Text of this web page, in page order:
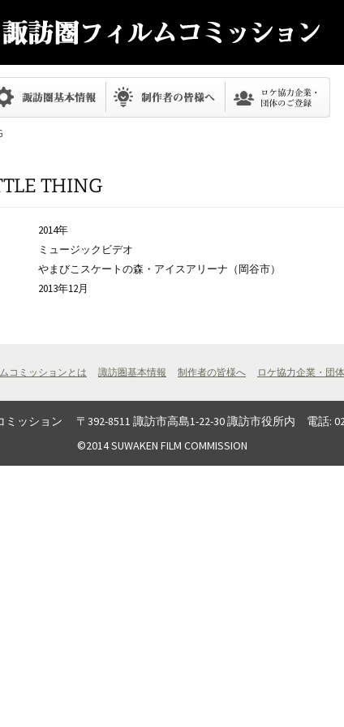
THING
2014年
ミュージックビデオ
やまびこスケートの森・アイスアリーナ（岡谷市）
2013年12月
コミッションとは 諏訪圏基本情報 制作者の皆様へ ロケ協力企業・団
ッション 〒392-8511 諏訪市高島1-22-30 諏訪市役所内 電話:
©2014 SUWAKEN FILM COMMISSION